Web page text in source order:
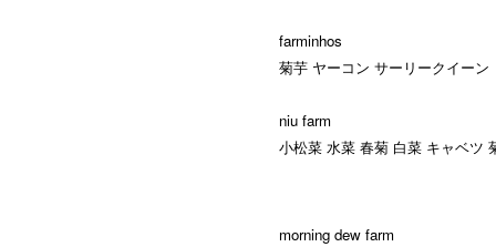
farminhos
菊芋 ヤーコン サーリークイー
niu farm
小松菜 水菜 春菊 白菜 キャベツ
morning dew farm